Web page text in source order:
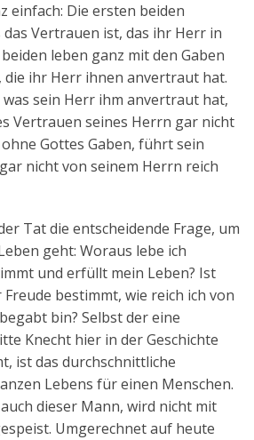
einfach: Die ersten beiden
Vertrauen ist, das ihr Herr in
leben ganz mit den Gaben
die ihr Herr ihnen anvertraut hat.
sein Herr ihm anvertraut hat,
Vertrauen seines Herrn gar nicht
Gottes Gaben, führt sein
nicht von seinem Herrn reich
Tat die entscheidende Frage, um
geht: Woraus lebe ich
und erfüllt mein Leben? Ist
bestimmt, wie reich ich von
bin? Selbst der eine
Knecht hier in der Geschichte
ist das durchschnittliche
Lebens für einen Menschen.
dieser Mann, wird nicht mit
Umgerechnet auf heute